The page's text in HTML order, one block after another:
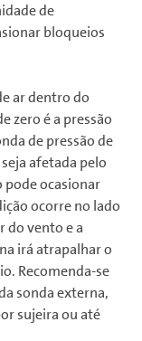
de
bloqueios
ar dentro do
zero é a pressão
de pressão de
afetada pelo
pode ocasionar
ocorre no lado
do vento e a
irá atrapalhar o
Recomenda-se
sonda externa,
sujeira ou até